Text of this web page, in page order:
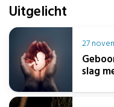
Uitgelicht
27
slag